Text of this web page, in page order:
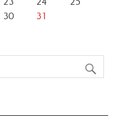
30
31